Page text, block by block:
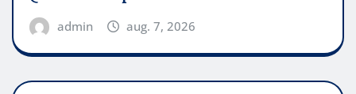
admin aug. 7, 2026